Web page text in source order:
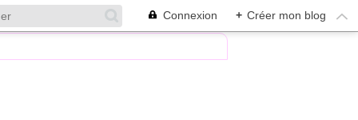
Connexion + Créer mon blog